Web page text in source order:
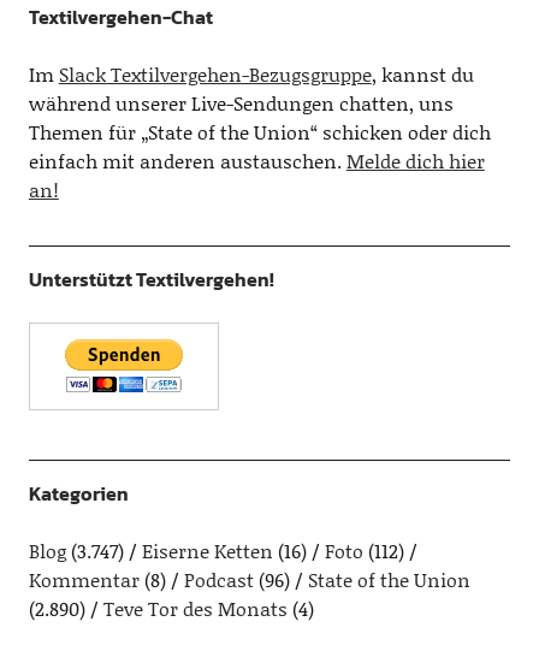
Textilvergehen-Chat
Im Slack Textilvergehen-Bezugsgruppe, kannst du
während unserer Live-Sendungen chatten, uns
Themen für „State of the Union“ schicken oder dich
einfach mit anderen austauschen.Melde dich hier
an!
Unterstützt Textilvergehen!
Kategorien
Blog(3.747) Eiserne Ketten (16) Foto (112)
Kommentar(8) Podcast(96)
State of the Union
(2.890)
Teve Tor des Monats (4)